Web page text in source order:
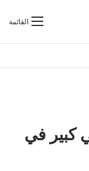
القائمةبحث عن
كبير في